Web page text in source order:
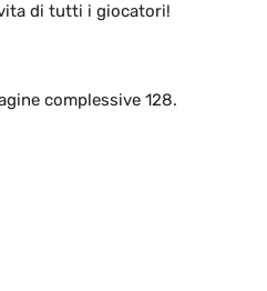
di tutti i giocatori!
complessive 128.